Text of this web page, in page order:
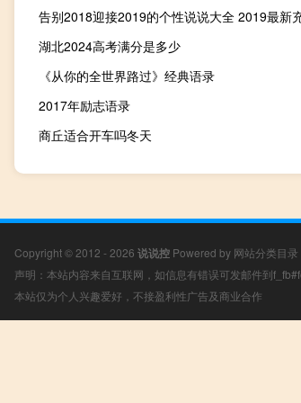
告别2018迎接2019的个性说说大全 2019最新
湖北2024高考满分是多少
《从你的全世界路过》经典语录
2017年励志语录
商丘适合开车吗冬天
Copyright © 2012 - 2026 说说控 Powered by 网站分类目录
声明：本站内容来自互联网，如信息有错误可发邮件到
本站仅为个人兴趣爱好，不接盈利性广告及商业合作